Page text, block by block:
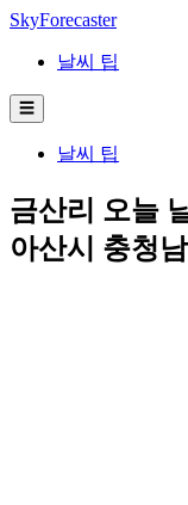
SkyForecaster
날씨 팁
☰
날씨 팁
금산리 오늘
아산시 충청